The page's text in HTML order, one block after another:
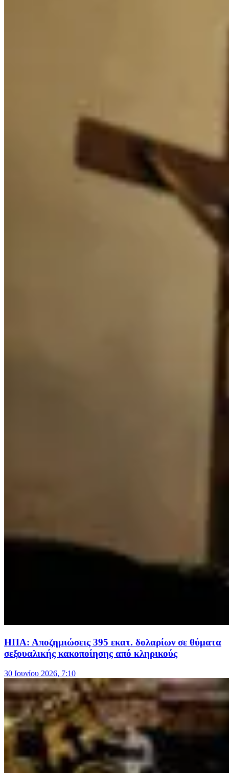
ΗΠΑ: Αποζημιώσεις 395 εκατ. δολαρίων σε θύματα
σεξουαλικής κακοποίησης από κληρικούς
30 Ιουνίου 2026, 7:10